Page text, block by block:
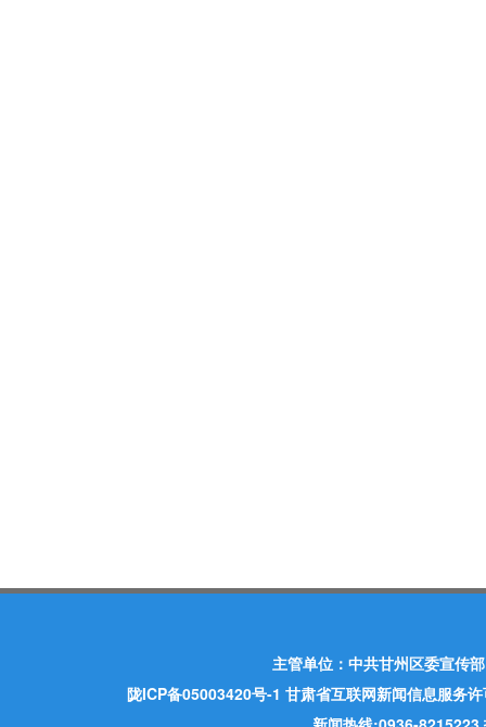
主管单位：中共甘州区委宣传
陇ICP备05003420号-1 甘肃省互联网新闻信息服务